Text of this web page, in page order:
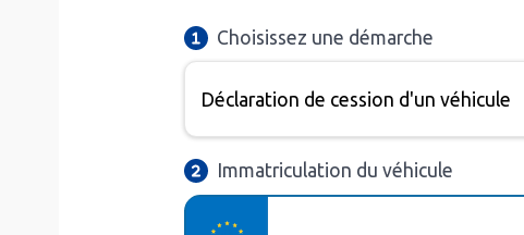
Choisissez une démarche
Immatriculation du véhicule